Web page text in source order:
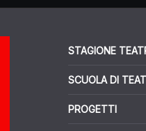
STAGIONE
SCUOLA DI
PROGETTI